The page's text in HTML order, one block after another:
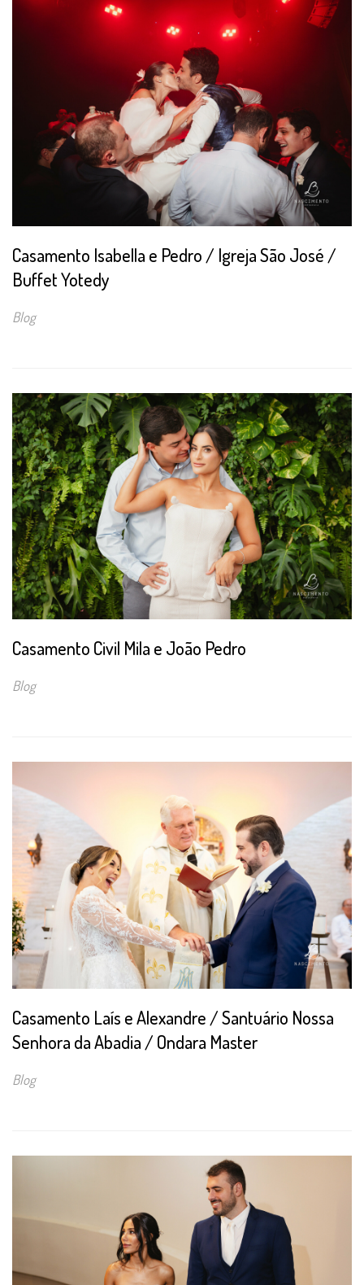
Casamento Isabella e Pedro / Igreja São José /
Buffet Yotedy
Blog
Casamento Civil Mila e João Pedro
Blog
Casamento Laís e Alexandre / Santuário Nossa
Senhora da Abadia / Ondara Master
Blog